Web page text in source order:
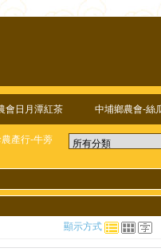
會日月潭紅茶 中埔鄉農會-絲
產行-牛蒡
顯示方式